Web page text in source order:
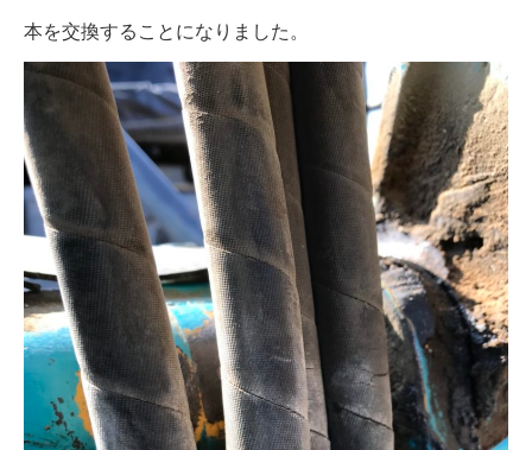
本を交換することになりました。